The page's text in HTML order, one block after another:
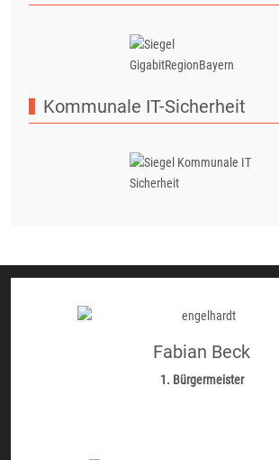
Kommunale IT-Sicherheit
Fabian Beck
1. Bürgermeister